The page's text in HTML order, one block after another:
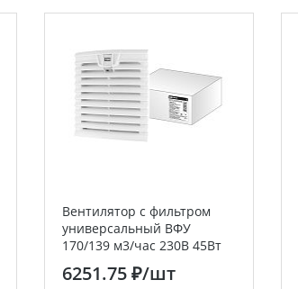
Вентилятор с фильтром
универсальный ВФУ
170/139 м3/час 230В 45Вт
6251.75 ₽/шт